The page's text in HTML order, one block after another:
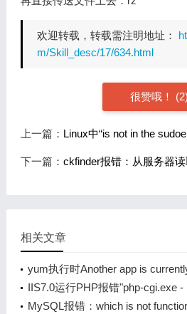
欢迎转载，转载需注明地址：
m/Skill_desc/17/634.html
很赞哦！ (2)
上一篇： Linux中“is not in the
下一篇： ckfinder报错：从服务器
相关文章
yum执行时Another app is
lock; waiting for it to exit... The
yum
IIS7.0运行PHP报错"php-cgi.exe
退出"
MySQL报错：which is not